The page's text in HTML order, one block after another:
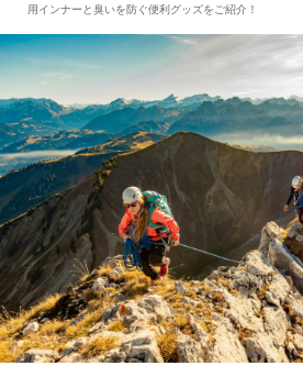
用インナーと臭いを防ぐ便利グッズをご紹介！